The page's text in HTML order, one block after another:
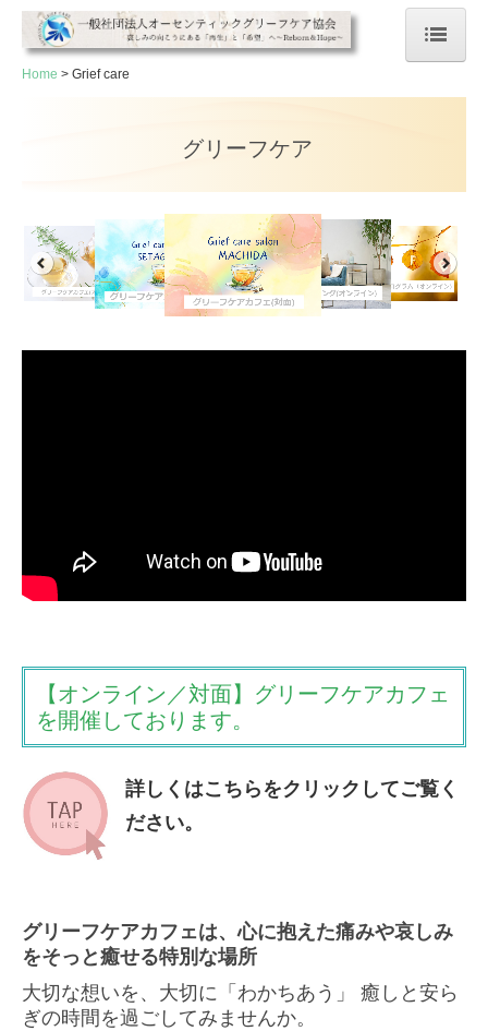
天国へつながるポスト
個別カウンセリング
生きづらさカフェ
【中級】グリーフケアマイスター養成講座
【上級】グリーフケアメンター養成講座
よくあるご質問
About us
アンバサダー
研修/講演/取材
遺贈寄付の資料請求
Home Grief care
グリーフケア
【オンライン／対面】グリーフケアカフェ
を開催しております。
詳しくはこちらをクリックしてご覧く
ださい。
グリーフケアカフェは、心に抱えた痛みや哀しみ
をそっと癒せる特別な場所
大切な想いを、大切に「わかちあう」 癒しと安ら
ぎの時間を過ごしてみませんか。